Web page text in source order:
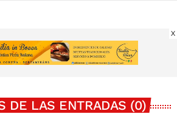
X
DE LAS ENTRADAS (0)